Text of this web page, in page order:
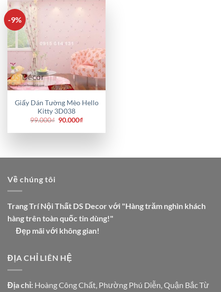
-9%
Giấy Dán Tường Mèo Hello
Kitty 3D038
99.000₫ Giá
là:
90.000₫Giá
tại
Về chúng tôi
Trang Trí Nội Thất DS Decor với "Hàng trăm nghìn khách
hàng trên toàn quốc tin dùng!"
Đẹp mãi với không gian!
ĐỊA CHỈ LIÊN HỆ
Địa chỉ: Hoàng Công Chất, Phường Phú Diễn, Quận Bắc Từ